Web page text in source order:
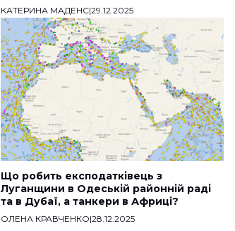
КАТЕРИНА МАДЕНС|29.12.2025
Що робить експодатківець з
Луганщини в Одеській районній раді
та в Дубаї, а танкери в Африці?
ОЛЕНА КРАВЧЕНКО|28.12.2025